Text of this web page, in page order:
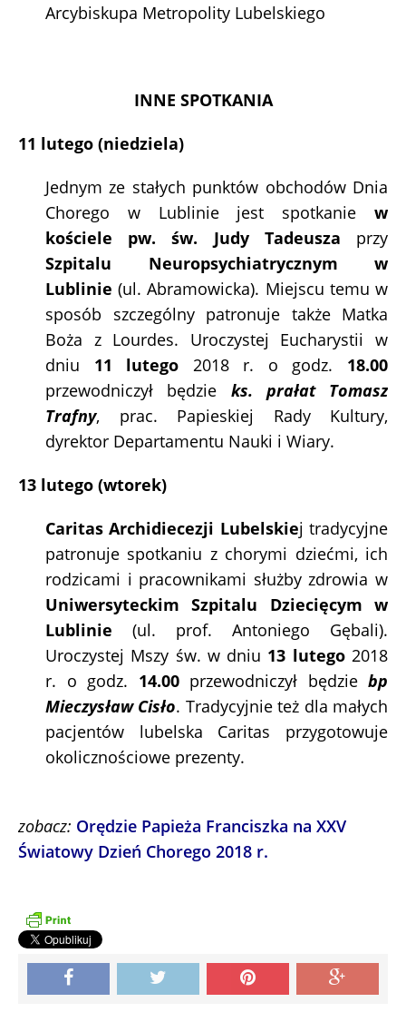
Arcybiskupa Metropolity Lubelskiego
INNE SPOTKANIA
11 lutego (niedziela)
Jednym ze stałych punktów obchodów Dnia
Chorego w Lublinie jest spotkanie w
kościele pw. św. Judy Tadeusza przy
Szpitalu Neuropsychiatrycznym w
Lublinie (ul. Abramowicka). Miejscu temu w
sposób szczególny patronuje także Matka
Boża z Lourdes. Uroczystej Eucharystii w
dniu 11 lutego 2018 r. o godz. 18.00
przewodniczył będzie ks. prałat Tomasz
Trafny, prac. Papieskiej Rady Kultury,
dyrektor Departamentu Nauki i Wiary.
13 lutego (wtorek)
Caritas Archidiecezji Lubelskiej tradycyjne
patronuje spotkaniu z chorymi dziećmi, ich
rodzicami i pracownikami służby zdrowia w
Uniwersyteckim Szpitalu Dziecięcym w
Lublinie (ul. prof. Antoniego Gębali).
Uroczystej Mszy św. w dniu 13 lutego2018
r. o godz. 14.00przewodniczył będzie bp
Mieczysław Cisło. Tradycyjnie też dla małych
pacjentów lubelska Caritas przygotowuje
okolicznościowe prezenty.
zobacz: Orędzie Papieża Franciszka na XXV
Światowy Dzień Chorego 2018 r.